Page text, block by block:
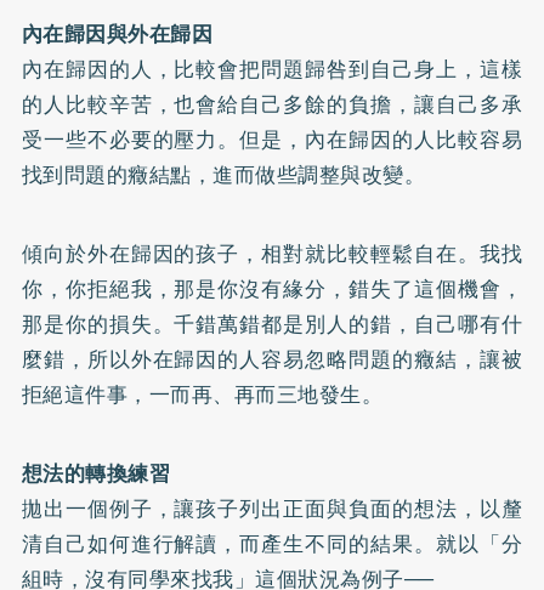
內在歸因與外在歸因
內在歸因的人，比較會把問題歸咎到自己身上，這樣
的人比較辛苦，也會給自己多餘的負擔，讓自己多承
受一些不必要的壓力。但是，內在歸因的人比較容易
找到問題的癥結點，進而做些調整與改變。
傾向於外在歸因的孩子，相對就比較輕鬆自在。我找
你，你拒絕我，那是你沒有緣分，錯失了這個機會，
那是你的損失。千錯萬錯都是別人的錯，自己哪有什
麼錯，所以外在歸因的人容易忽略問題的癥結，讓被
拒絕這件事，一而再、再而三地發生。
想法的轉換練習
拋出一個例子，讓孩子列出正面與負面的想法，以釐
清自己如何進行解讀，而產生不同的結果。就以「分
組時，沒有同學來找我」這個狀況為例子──